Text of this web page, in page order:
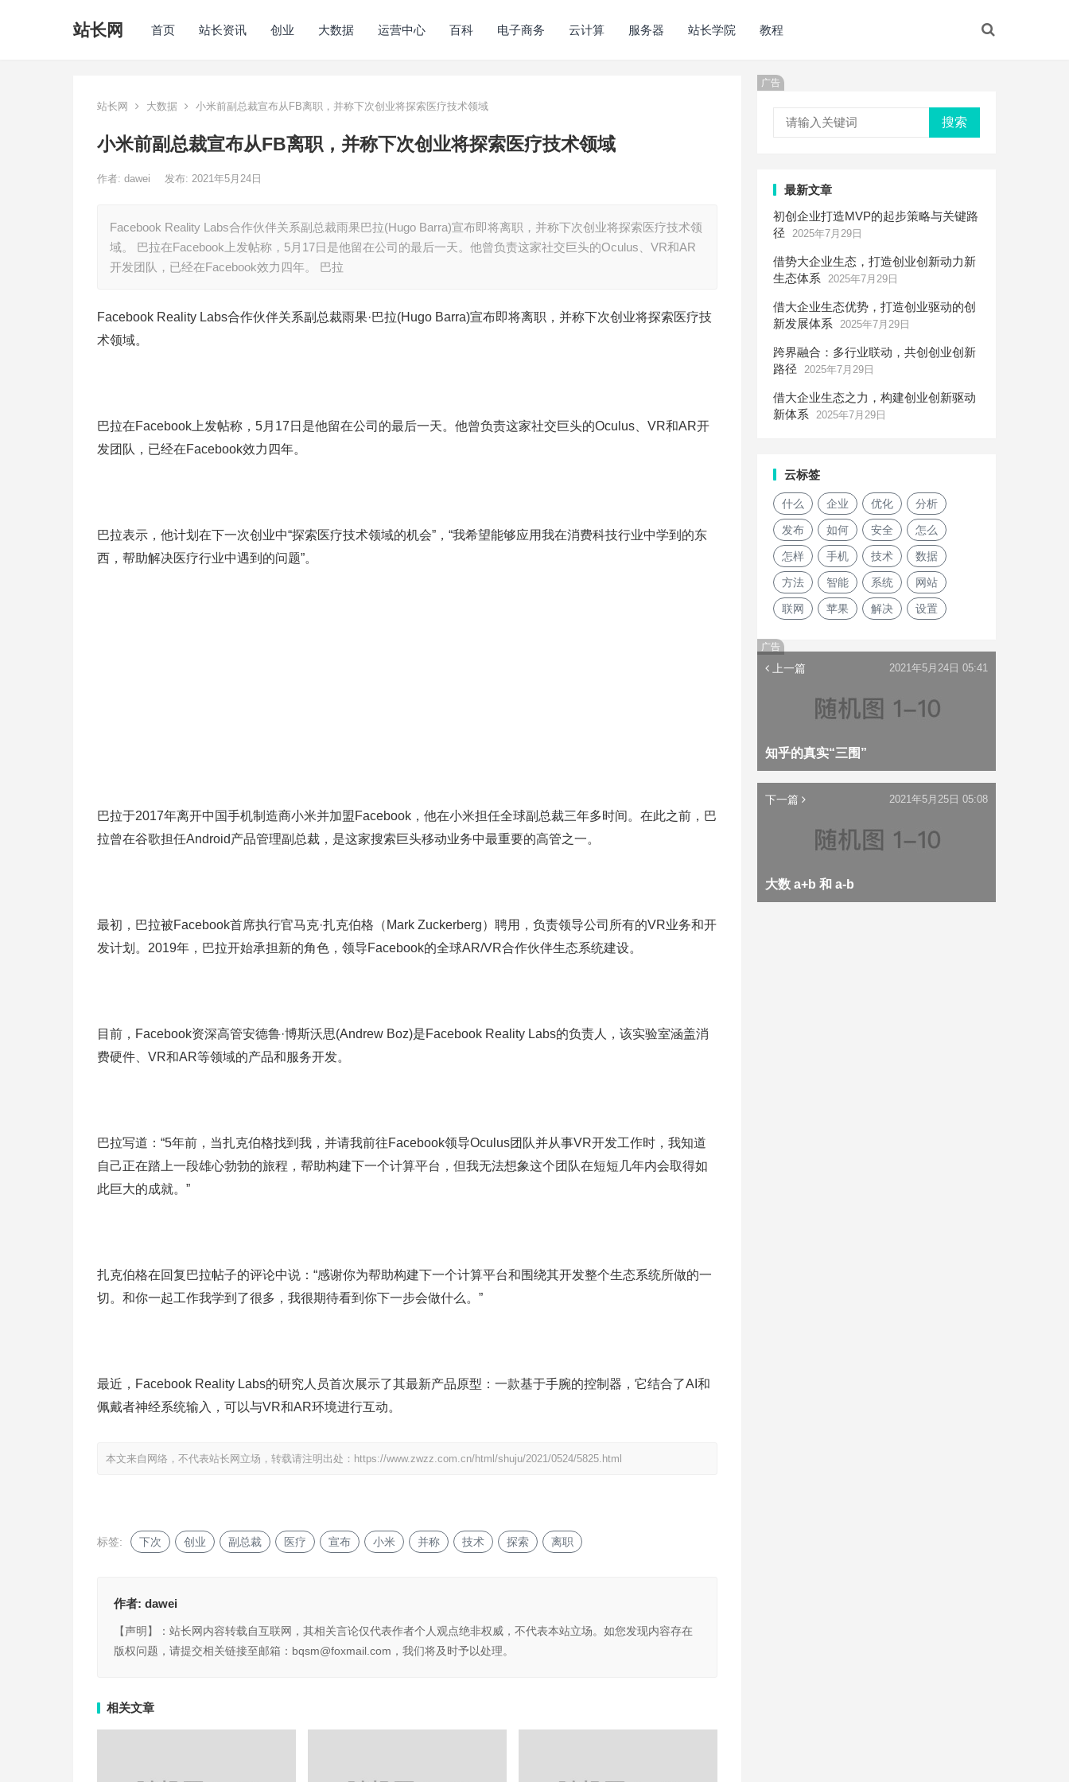
站长网 首页 站长资讯 创业 大数据 运营中心 百科 电子商务 云计算 服务器 站长学院 教程
站长网 大数据 小米前副总裁宣布从FB离职，并称下次创业将探索医疗技术领域
小米前副总裁宣布从FB离职，并称下次创业将探索医疗技术领域
作者: dawei 发布: 2021年5月24日
Facebook Reality Labs合作伙伴关系副总裁雨果巴拉(Hugo Barra)宣布即将离职，并称下次创业将探索医疗技术领
域。 巴拉在Facebook上发帖称，5月17日是他留在公司的最后一天。他曾负责这家社交巨头的Oculus、VR和AR
开发团队，已经在Facebook效力四年。 巴拉
Facebook Reality Labs合作伙伴关系副总裁雨果·巴拉(Hugo Barra)宣布即将离职，并称下次创业将探索医疗技
术领域。
巴拉在Facebook上发帖称，5月17日是他留在公司的最后一天。他曾负责这家社交巨头的Oculus、VR和AR开
发团队，已经在Facebook效力四年。
巴拉表示，他计划在下一次创业中“探索医疗技术领域的机会”，“我希望能够应用我在消费科技行业中学到的东
西，帮助解决医疗行业中遇到的问题”。
巴拉于2017年离开中国手机制造商小米并加盟Facebook，他在小米担任全球副总裁三年多时间。在此之前，巴
拉曾在谷歌担任Android产品管理副总裁，是这家搜索巨头移动业务中最重要的高管之一。
最初，巴拉被Facebook首席执行官马克·扎克伯格（Mark Zuckerberg）聘用，负责领导公司所有的VR业务和开
发计划。2019年，巴拉开始承担新的角色，领导Facebook的全球AR/VR合作伙伴生态系统建设。
目前，Facebook资深高管安德鲁·博斯沃思(Andrew Boz)是Facebook Reality Labs的负责人，该实验室涵盖消
费硬件、VR和AR等领域的产品和服务开发。
巴拉写道：“5年前，当扎克伯格找到我，并请我前往Facebook领导Oculus团队并从事VR开发工作时，我知道
自己正在踏上一段雄心勃勃的旅程，帮助构建下一个计算平台，但我无法想象这个团队在短短几年内会取得如
此巨大的成就。”
扎克伯格在回复巴拉帖子的评论中说：“感谢你为帮助构建下一个计算平台和围绕其开发整个生态系统所做的一
切。和你一起工作我学到了很多，我很期待看到你下一步会做什么。”
最近，Facebook Reality Labs的研究人员首次展示了其最新产品原型：一款基于手腕的控制器，它结合了AI和
佩戴者神经系统输入，可以与VR和AR环境进行互动。
本文来自网络，不代表站长网立场，转载请注明出处： https://www.zwzz.com.cn/html/shuju/2021/0524/5825.html
标签: 下次 创业 副总裁 医疗 宣布 小米 并称 技术 探索 离职
作者: dawei
【声明】：站长网内容转载自互联网，其相关言论仅代表作者个人观点绝非权威，不代表本站立场。如您发现内容存在
版权问题，请提交相关链接至邮箱：bqsm@foxmail.com，我们将及时予以处理。
相关文章
广告
搜索
最新文章
初创企业打造MVP的起步策略与关键路
径
2025年7月29日
借势大企业生态，打造创业创新动力新
生态体系
2025年7月29日
借大企业生态优势，打造创业驱动的创
新发展体系
2025年7月29日
跨界融合：多行业联动，共创创业创新
路径
2025年7月29日
借大企业生态之力，构建创业创新驱动
新体系
2025年7月29日
云标签
什么 企业 优化 分析
发布 如何 安全 怎么
怎样 手机 技术 数据
方法 智能 系统 网站
联网 苹果 解决 设置
广告
上一篇
知乎的真实“三围”
2021年5月24日 05:41
下一篇
大数 a+b 和 a-b
2021年5月25日 05:08